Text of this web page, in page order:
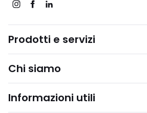
Prodotti e servizi
Chi siamo
Informazioni utili